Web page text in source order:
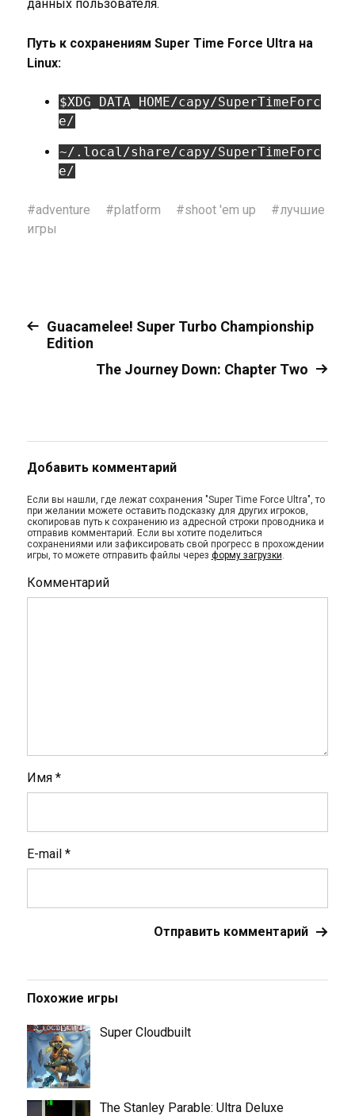
данных пользователя.
Путь к сохранениям Super Time Force Ultra на
Linux:
$XDG_DATA_HOME/capy/SuperTimeForc
e/
~/.local/share/capy/SuperTimeForc
e/
#adventure #platform #shoot 'em up #лучшие
игры
Guacamelee! Super Turbo Championship
Edition
The Journey Down: Chapter Two
Добавить комментарий
Если вы нашли, где лежат сохранения "Super Time Force Ultra", то
при желании можете оставить подсказку для других игроков,
скопировав путь к сохранению из адресной строки проводника и
отправив комментарий. Если вы хотите поделиться
сохранениями или зафиксировать свой прогресс в прохождении
игры, то можете отправить файлы через форму загрузки.
Комментарий
Имя *
E-mail *
Похожие игры
Super Cloudbuilt
The Stanley Parable: Ultra Deluxe